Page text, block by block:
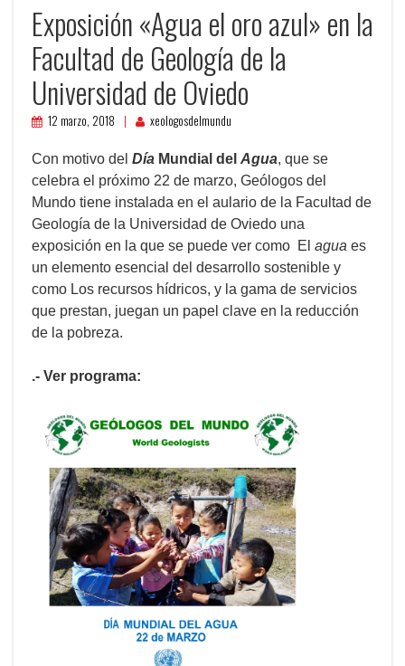
Exposición «Agua el oro azul» en la
Facultad de Geología de la
Universidad de Oviedo
12 marzo, 2018 xeologosdelmundu
Con motivo del Día Mundial del Agua, que se
celebra el próximo 22 de marzo, Geólogos del
Mundo tiene instalada en el aulario de la Facultad de
Geología de la Universidad de Oviedo una
exposición en la que se puede ver como El agua es
un elemento esencial del desarrollo sostenible y
como Los recursos hídricos, y la gama de servicios
que prestan, juegan un papel clave en la reducción
de la pobreza.
.- Ver programa: